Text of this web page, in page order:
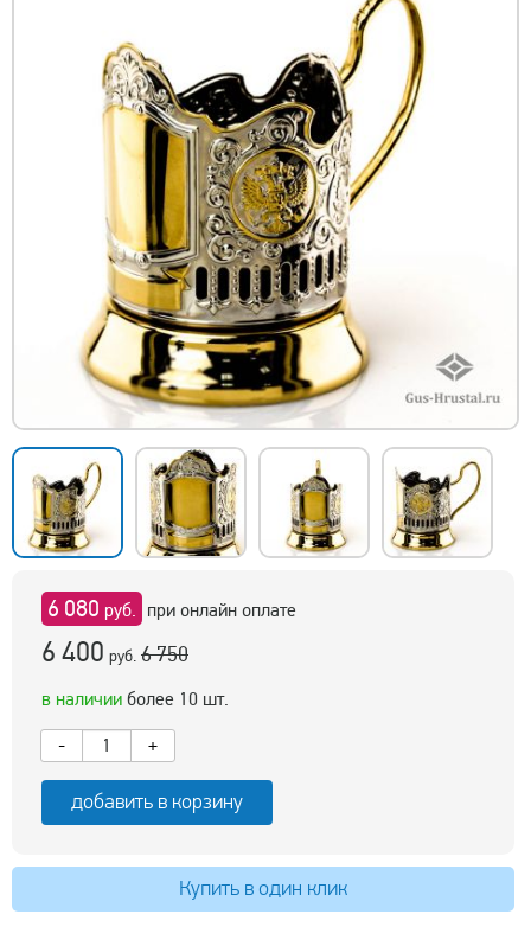
6 080 руб. при онлайн оплате
6 400 руб. 6 750
в наличии более 10 шт.
-
+
добавить в корзину
Купить в один клик